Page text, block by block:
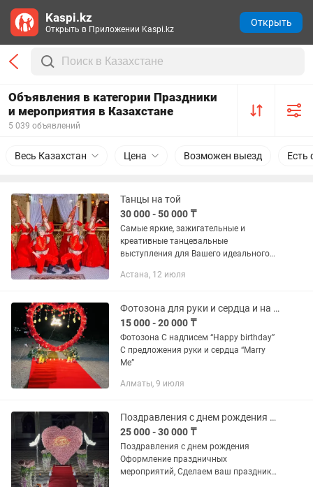
Объявления в категории Праздники
и мероприятия в Казахстане
5 039 объявлений
Весь Казахстан Цена Возможен выезд Есть
Танцы на той
30 000 - 50 000 ₸
Самые яркие, зажигательные и
креативные танцевальные
выступления для Вашего идеального
профессиональные танцоры и
приятные...
Астана, 12 июля
Фотозона для руки и сердца и на день рождения
15 000 - 20 000 ₸
Фотозона С надписем “Happy birthday”
С предложения руки и сердца “Marry
Me”
Алматы, 9 июля
Поздравления с днем рождения Оформление праздничных мероприятий
25 000 - 30 000 ₸
Поздравления с днем рождения
Оформление праздничных
мероприятий, Сделаем ваш праздник
Kaspi.kz
Открыть в Приложении Kaspi.kz
Открыть